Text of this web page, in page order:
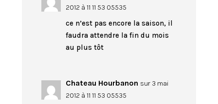
2012 à 11 11 53 05535
ce n’est pas encore la saison, il
faudra attendre la fin du mois
au plus tôt
Chateau Hourbanon sur 3 mai
2012 à 11 11 53 05535